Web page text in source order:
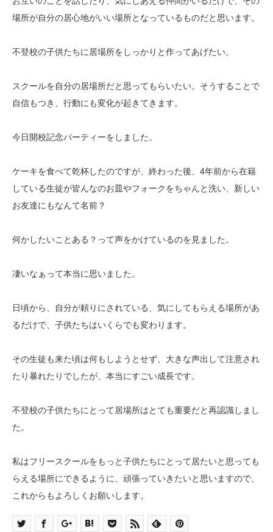
場所が自分の居心地がいい場所となっているものだと思います。
不登校の子供たちに居場所をしっかりと作ってあげたい。
スクールを自分の居場所だと思ってもらいたい。そうすることで
自信もつき、行動にも変化が起きてきます。
今日開校記念パーティーをしました。
ケーキを食べて乾杯したのですが、終わった後、4年前から在籍
している生徒が皆んなのお皿やフォークをちゃんと洗い、新しい
お友達にもなんて名前？
何かしたいことある？って声をかけているのを見ました。
凄いなぁって本当に思いました。
日頃から、自分が頼りにされている、気にしてもらえる場所があ
るだけで、子供たちはいくらでも変わります。
その生徒も来た頃は何もしようとせず、大きな声出して注意され
たり暴れたりでしたが、本当にすごい成長です。
不登校の子供たちにとって居場所はとても重要だと再認識しまし
た。
私はフリースクールをもっと子供たちにとって居たいと思っても
らえる場所にできるように、頑張っていきたいと思いますので、
これからもよろしくお願いします。